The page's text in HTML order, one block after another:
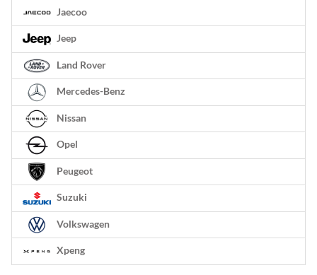
Jaecoo
Jeep
Land Rover
Mercedes-Benz
Nissan
Opel
Peugeot
Suzuki
Volkswagen
Xpeng